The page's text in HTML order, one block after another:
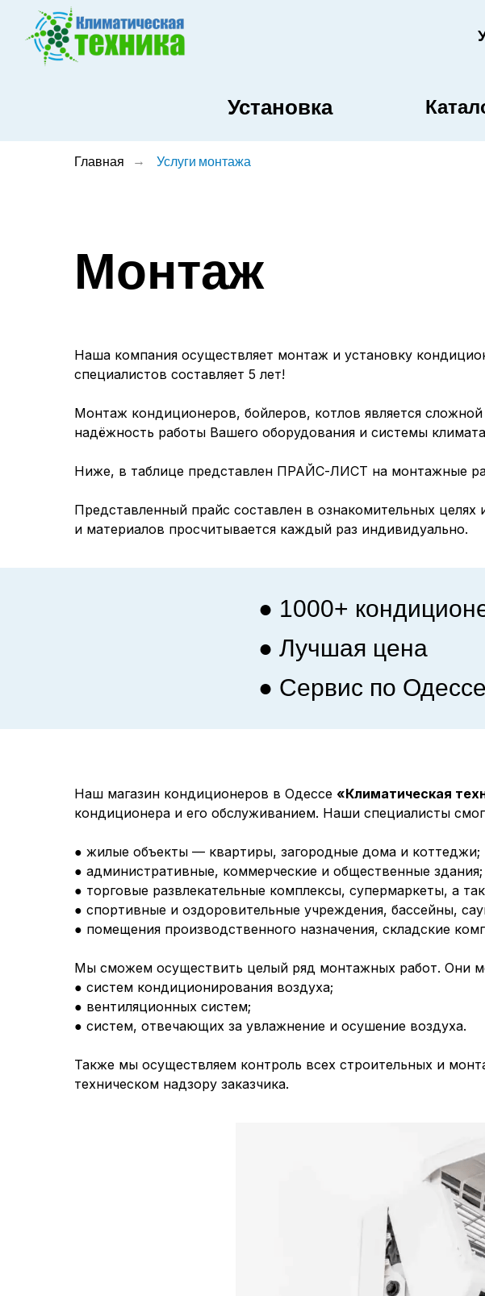
Установка
Главная → Услуги монтажа
Монтаж
Наша компания осуществляет монтаж и установку
специалистов составляет 5 лет!
Монтаж кондиционеров, бойлеров, котлов является
надёжность работы Вашего оборудования и системы
Ниже, в таблице представлен ПРАЙС-ЛИСТ на монтажные
Представленный прайс составлен в ознакомительных
и материалов просчитывается каждый раз индивидуально.
● 1000+
● Лучшая цена
● Сервис по Одессе
Наш магазин кондиционеров в Одессе «Климатическая
кондиционера и его обслуживанием. Наши специалисты
● жилые объекты — квартиры, загородные дома и коттеджи;
● административные, коммерческие и общественные здания;
● торговые развлекательные комплексы, супермаркеты, а
● спортивные и оздоровительные учреждения, бассейны,
● помещения производственного назначения, складские
Мы сможем осуществить целый ряд монтажных работ. Они
● систем кондиционирования воздуха;
● вентиляционных систем;
● систем, отвечающих за увлажнение и осушение воздуха.
Также мы осуществляем контроль всех строительных и
техническом надзору заказчика.